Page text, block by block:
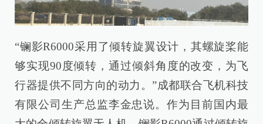
“镧影R6000采用了倾转旋翼设计，其螺旋桨能
够实现90度倾转，通过倾斜角度的改变，为飞
行器提供不同方向的动力。”成都联合飞机科技
有限公司生产总监李金忠说。作为目前国内最